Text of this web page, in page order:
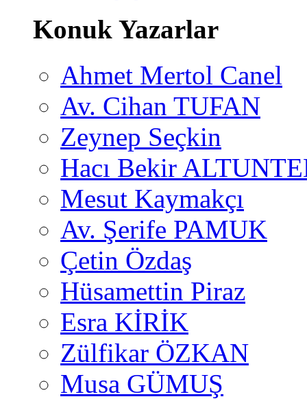
Konuk Yazarlar
Ahmet Mertol Canel
Av. Cihan TUFAN
Zeynep Seçkin
Hacı Bekir
Mesut Kaymakçı
Av. Şerife PAMUK
Çetin Özdaş
Hüsamettin Piraz
Esra KİRİK
Zülfikar ÖZKAN
Musa GÜMUŞ